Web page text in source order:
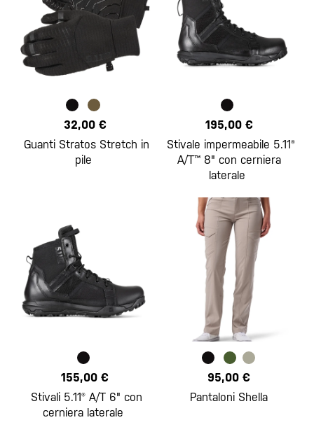
32,00 €
Guanti Stratos Stretch in
pile
195,00 €
Stivale impermeabile 5.11®
A/T™ 8" con cerniera
laterale
155,00 €
Stivali 5.11® A/T 6" con
cerniera laterale
95,00 €
Pantaloni Shella